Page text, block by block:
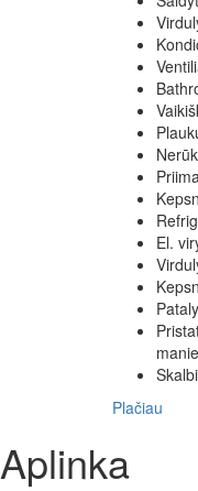
El.
Plačiau
Aplinka